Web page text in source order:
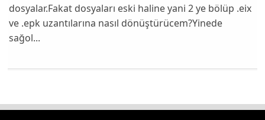
dosyalar.Fakat dosyaları eski haline yani 2 ye bölüp .eix
ve .epk uzantılarına nasıl dönüştürücem?Yinede
sağol...